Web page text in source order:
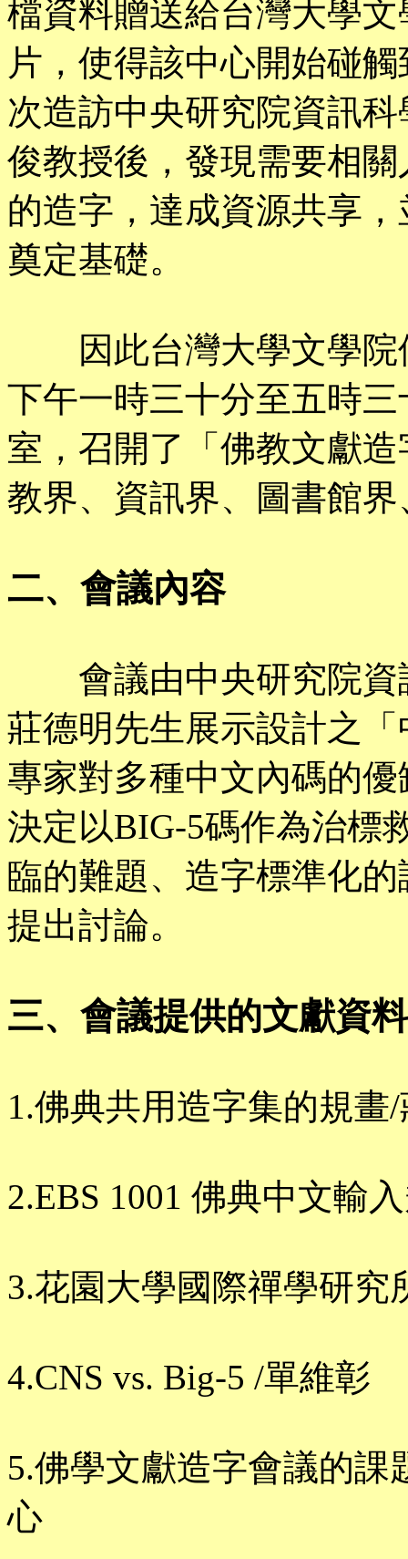
檔資料贈送給台灣大學
片，使得該中心開始碰
次造訪中央研究院資訊
俊教授後，發現需要相
的造字，達成資源共享
奠定基礎。
因此台灣大學文學院
下午一時三十分至五時
室，召開了「佛教文獻
教界、資訊界、圖書館
二、會議內容
會議由中央研究院資
莊德明先生展示設計之
專家對多種中文內碼的
決定以BIG-5碼作為治標
臨的難題、造字標準化
提出討論。
三、會議提供的文獻資料
1.佛典共用造字集的規畫
2.EBS 1001 佛典中文輸
3.花園大學國際禪學研究
4.CNS vs. Big-5 /單維彰
5.佛學文獻造字會議的
心